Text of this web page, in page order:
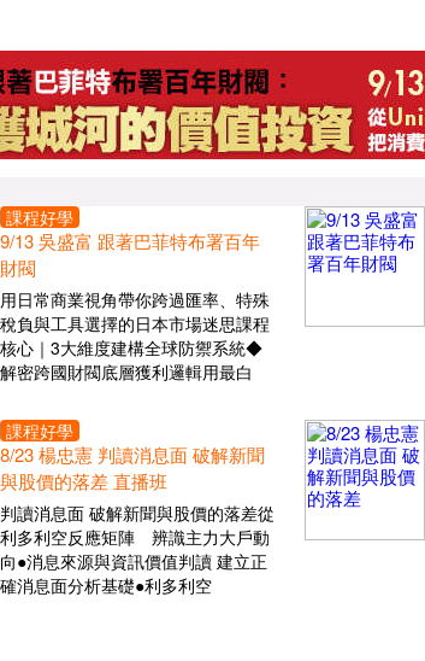
課程好學
9/13 吳盛富 跟著巴菲特布署百年
財閥
用日常商業視角帶你跨過匯率、特殊
稅負與工具選擇的日本市場迷思課程
核心｜3大維度建構全球防禦系統◆
解密跨國財閥底層獲利邏輯用最白
課程好學
8/23 楊忠憲 判讀消息面 破解新聞
與股價的落差 直播班
判讀消息面 破解新聞與股價的落差從
利多利空反應矩陣 辨識主力大戶動
向●消息來源與資訊價值判讀 建立正
確消息面分析基礎●利多利空